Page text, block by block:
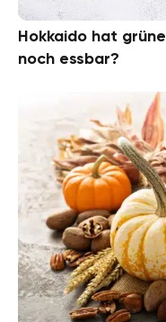
Hokkaido hat
noch essbar?